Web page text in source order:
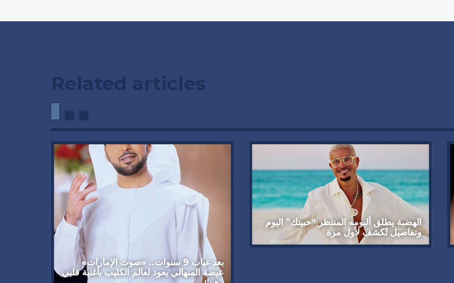
Related articles
بعد غياب 9 سنوات.. «صوت الإمارات»
عيضة المنهالي يعود لعالم الكليب بأغنية قلبي
الهضبة يطلق ألبومه المنتظر “حبيتك” اليوم
وتفاصيل تُكشف لأول مرة